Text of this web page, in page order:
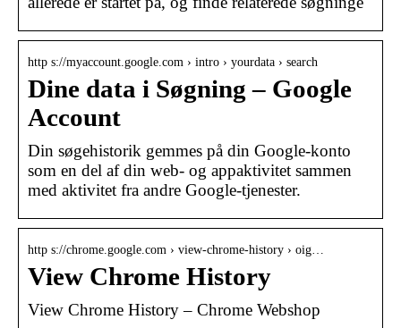
http s://myaccount.google.com › intro › yourdata › search
Dine data i Søgning – Google
Account
Din søgehistorik gemmes på din Google-konto
som en del af din web- og appaktivitet sammen
med aktivitet fra andre Google-tjenester.
http s://chrome.google.com › view-chrome-history › oig…
View Chrome History
View Chrome History – Chrome Webshop